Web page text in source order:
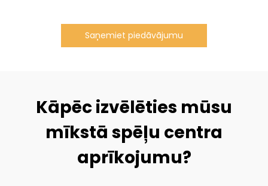
Saņemiet piedāvājumu
Kāpēc izvēlēties mūsu
mīkstā spēļu centra
aprīkojumu?